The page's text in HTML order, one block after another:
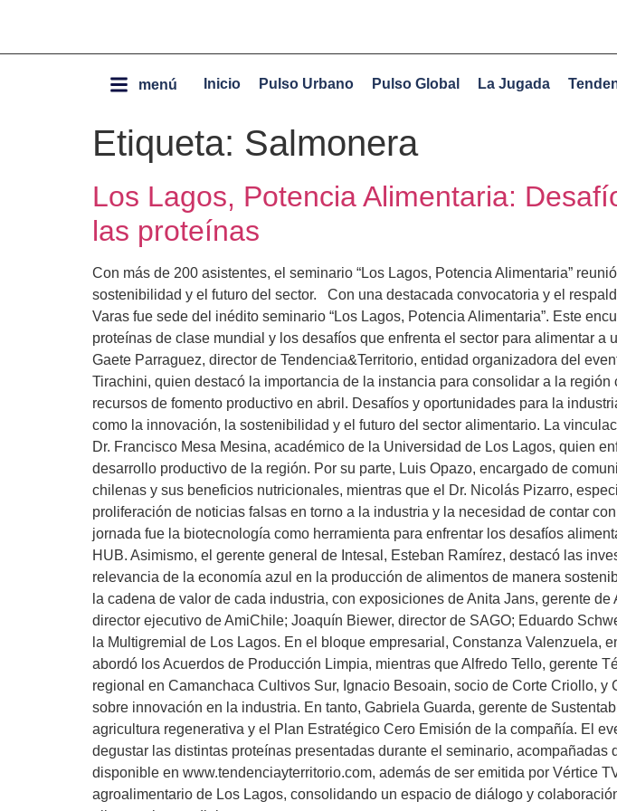
menú Inicio Pulso Urbano Pulso Global La Jugada
Etiqueta: Salmonera
Los Lagos, Potencia Alimentaria:
las proteínas
Con más de 200 asistentes, el seminario “Los Lagos, Potencia Alimentaria”
sostenibilidad y el futuro del sector. Con una destacada convocatoria y el
Varas fue sede del inédito seminario “Los Lagos, Potencia Alimentaria”. Este
proteínas de clase mundial y los desafíos que enfrenta el sector para alimentar
Gaete Parraguez, director de Tendencia&Territorio, entidad organizadora del
Tirachini, quien destacó la importancia de la instancia para consolidar a la
recursos de fomento productivo en abril. Desafíos y oportunidades para la
como la innovación, la sostenibilidad y el futuro del sector alimentario. La
Dr. Francisco Mesa Mesina, académico de la Universidad de Los Lagos, quien
desarrollo productivo de la región. Por su parte, Luis Opazo, encargado de
chilenas y sus beneficios nutricionales, mientras que el Dr. Nicolás Pizarro,
proliferación de noticias falsas en torno a la industria y la necesidad de contar
jornada fue la biotecnología como herramienta para enfrentar los desafíos
HUB. Asimismo, el gerente general de Intesal, Esteban Ramírez, destacó las
relevancia de la economía azul en la producción de alimentos de manera
la cadena de valor de cada industria, con exposiciones de Anita Jans, gerente
director ejecutivo de AmiChile; Joaquín Biewer, director de SAGO; Eduardo
la Multigremial de Los Lagos. En el bloque empresarial, Constanza
abordó los Acuerdos de Producción Limpia, mientras que Alfredo Tello, gerente
regional en Camanchaca Cultivos Sur, Ignacio Besoain, socio de Corte Criollo,
sobre innovación en la industria. En tanto, Gabriela Guarda, gerente de
agricultura regenerativa y el Plan Estratégico Cero Emisión de la compañía. El
degustar las distintas proteínas presentadas durante el seminario,
disponible en www.tendenciayterritorio.com, además de ser emitida por Vértice
agroalimentario de Los Lagos, consolidando un espacio de diálogo y